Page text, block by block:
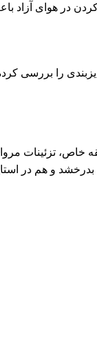
در هوای آزاد
را بررسی
تزئینات
و هم در